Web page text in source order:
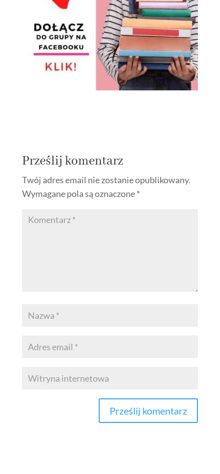
Prześlij komentarz
Twój adres email nie zostanie opublikowany.
Wymagane pola są oznaczone*